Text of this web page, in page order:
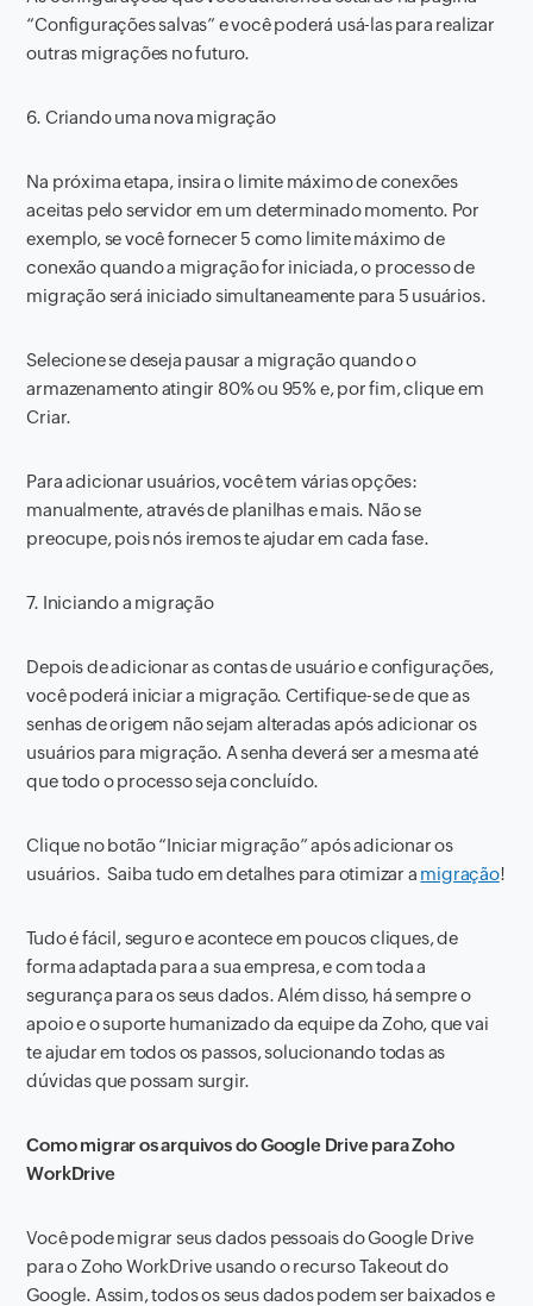
“Configurações salvas” e você poderá usá-las para realizar
outras migrações no futuro.
6. Criando uma nova migração
Na próxima etapa, insira o limite máximo de conexões
aceitas pelo servidor em um determinado momento. Por
exemplo, se você fornecer 5 como limite máximo de
conexão quando a migração for iniciada, o processo de
migração será iniciado simultaneamente para 5 usuários.
Selecione se deseja pausar a migração quando o
armazenamento atingir 80% ou 95% e, por fim, clique em
Criar.
Para adicionar usuários, você tem várias opções:
manualmente, através de planilhas e mais. Não se
preocupe, pois nós iremos te ajudar em cada fase.
7. Iniciando a migração
Depois de adicionar as contas de usuário e configurações,
você poderá iniciar a migração. Certifique-se de que as
senhas de origem não sejam alteradas após adicionar os
usuários para migração. A senha deverá ser a mesma até
que todo o processo seja concluído.
Clique no botão “Iniciar migração” após adicionar os
usuários. Saiba tudo em detalhes para otimizar a migração!
Tudo é fácil, seguro e acontece em poucos cliques, de
forma adaptada para a sua empresa, e com toda a
segurança para os seus dados. Além disso, há sempre o
apoio e o suporte humanizado da equipe da Zoho, que vai
te ajudar em todos os passos, solucionando todas as
dúvidas que possam surgir.
Como migrar os arquivos do Google Drive para Zoho
WorkDrive
Você pode migrar seus dados pessoais do Google Drive
para o Zoho WorkDrive usando o recurso Takeout do
Google. Assim, todos os seus dados podem ser baixados e